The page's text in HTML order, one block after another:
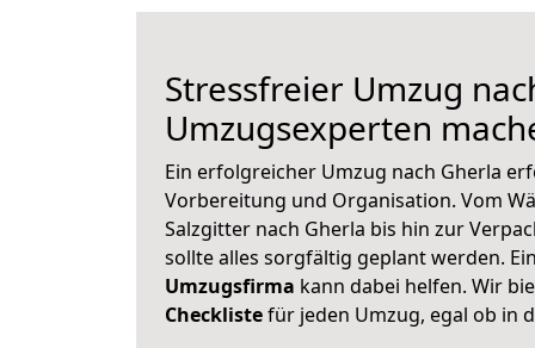
Stressfreier Umzug
Umzugsexperten
Ein erfolgreicher Umzug nach Gherla
Vorbereitung und Organisation. Vom
Salzgitter nach Gherla bis hin zur
sollte alles sorgfältig geplant werden.
Umzugsfirma kann dabei helfen. Wir
Checklistefür jeden Umzug, egal ob in